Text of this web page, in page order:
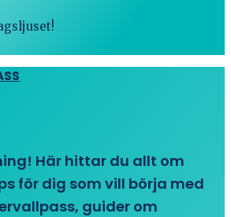
Här hittar du allt om
för dig som vill börja med
guider om